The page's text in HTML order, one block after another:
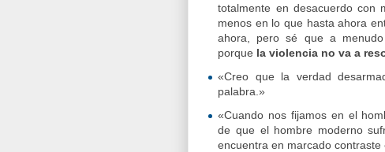
totalmente en desacuerdo con
menos en lo que hasta ahora
ahora, pero sé que a
porque la violencia no va a
«Creo que la verdad
palabra.»
«Cuando nos fijamos en el
de que el hombre moderno
encuentra en marcado contraste